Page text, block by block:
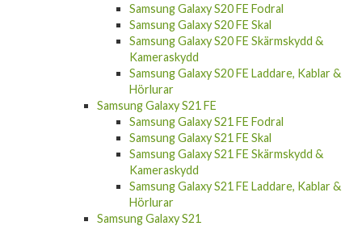
Samsung Galaxy S20 FE Fodral
Samsung Galaxy S20 FE Skal
Samsung Galaxy S20 FE Skärmskydd &
Kameraskydd
Samsung Galaxy S20 FE Laddare, Kablar &
Hörlurar
Samsung Galaxy S21 FE
Samsung Galaxy S21 FE Fodral
Samsung Galaxy S21 FE Skal
Samsung Galaxy S21 FE Skärmskydd &
Kameraskydd
Samsung Galaxy S21 FE Laddare, Kablar &
Hörlurar
Samsung Galaxy S21